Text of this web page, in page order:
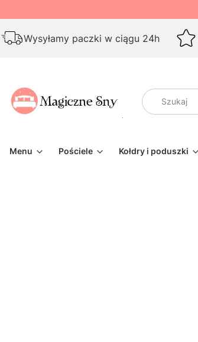
Wysyłamy paczki w ciągu 24h
Menu Pościele Kołdry i poduszki